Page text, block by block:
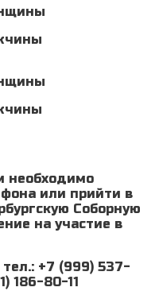
необходимо
или прийти в
Соборную
на участие в
+7 (999) 537-
186-80-11